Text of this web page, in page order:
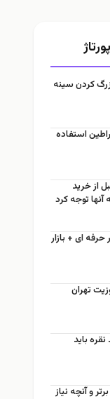
کردن سینه
استفاده
از خرید
آنها توجه کرد
ای + بازار
تهران
باید
و آنچه نیاز